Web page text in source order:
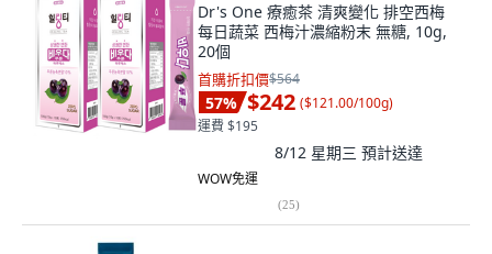
Dr's One 療癒茶 清爽變化 排空西梅
每日蔬菜 西梅汁濃縮粉末 無糖, 10g,
20個
首購折扣價$564
57% $242 ($121.00/100g)
運費 $195
8/12 星期三 預計送達
WOW免運
(25)